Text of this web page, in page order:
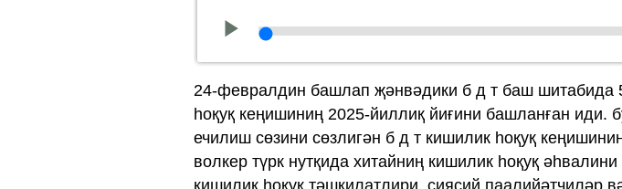
24-февралдин башлап җәнвәдики б д т баш шитабида
һоқуқ кеңишиниң 2025-йиллиқ йиғини башланған иди.
ечилиш сөзини сөзлигән б д т кишилик һоқуқ
волкер түрк нутқида хитайниң кишилик һоқуқ